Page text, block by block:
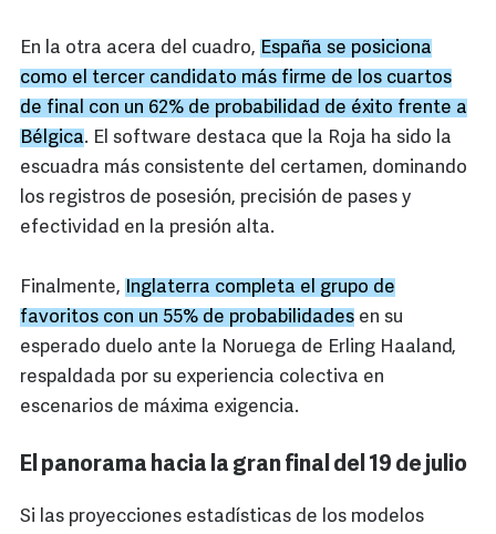
En la otra acera del cuadro, España se posiciona
como el tercer candidato más firme de los cuartos
de final con un 62% de probabilidad de éxito frente a
Bélgica. El software destaca que la Roja ha sido la
escuadra más consistente del certamen, dominando
los registros de posesión, precisión de pases y
efectividad en la presión alta.
Finalmente, Inglaterra completa el grupo de
favoritos con un 55% de probabilidades en su
esperado duelo ante la Noruega de Erling Haaland,
respaldada por su experiencia colectiva en
escenarios de máxima exigencia.
El panorama hacia la gran final del 19 de julio
Si las proyecciones estadísticas de los modelos